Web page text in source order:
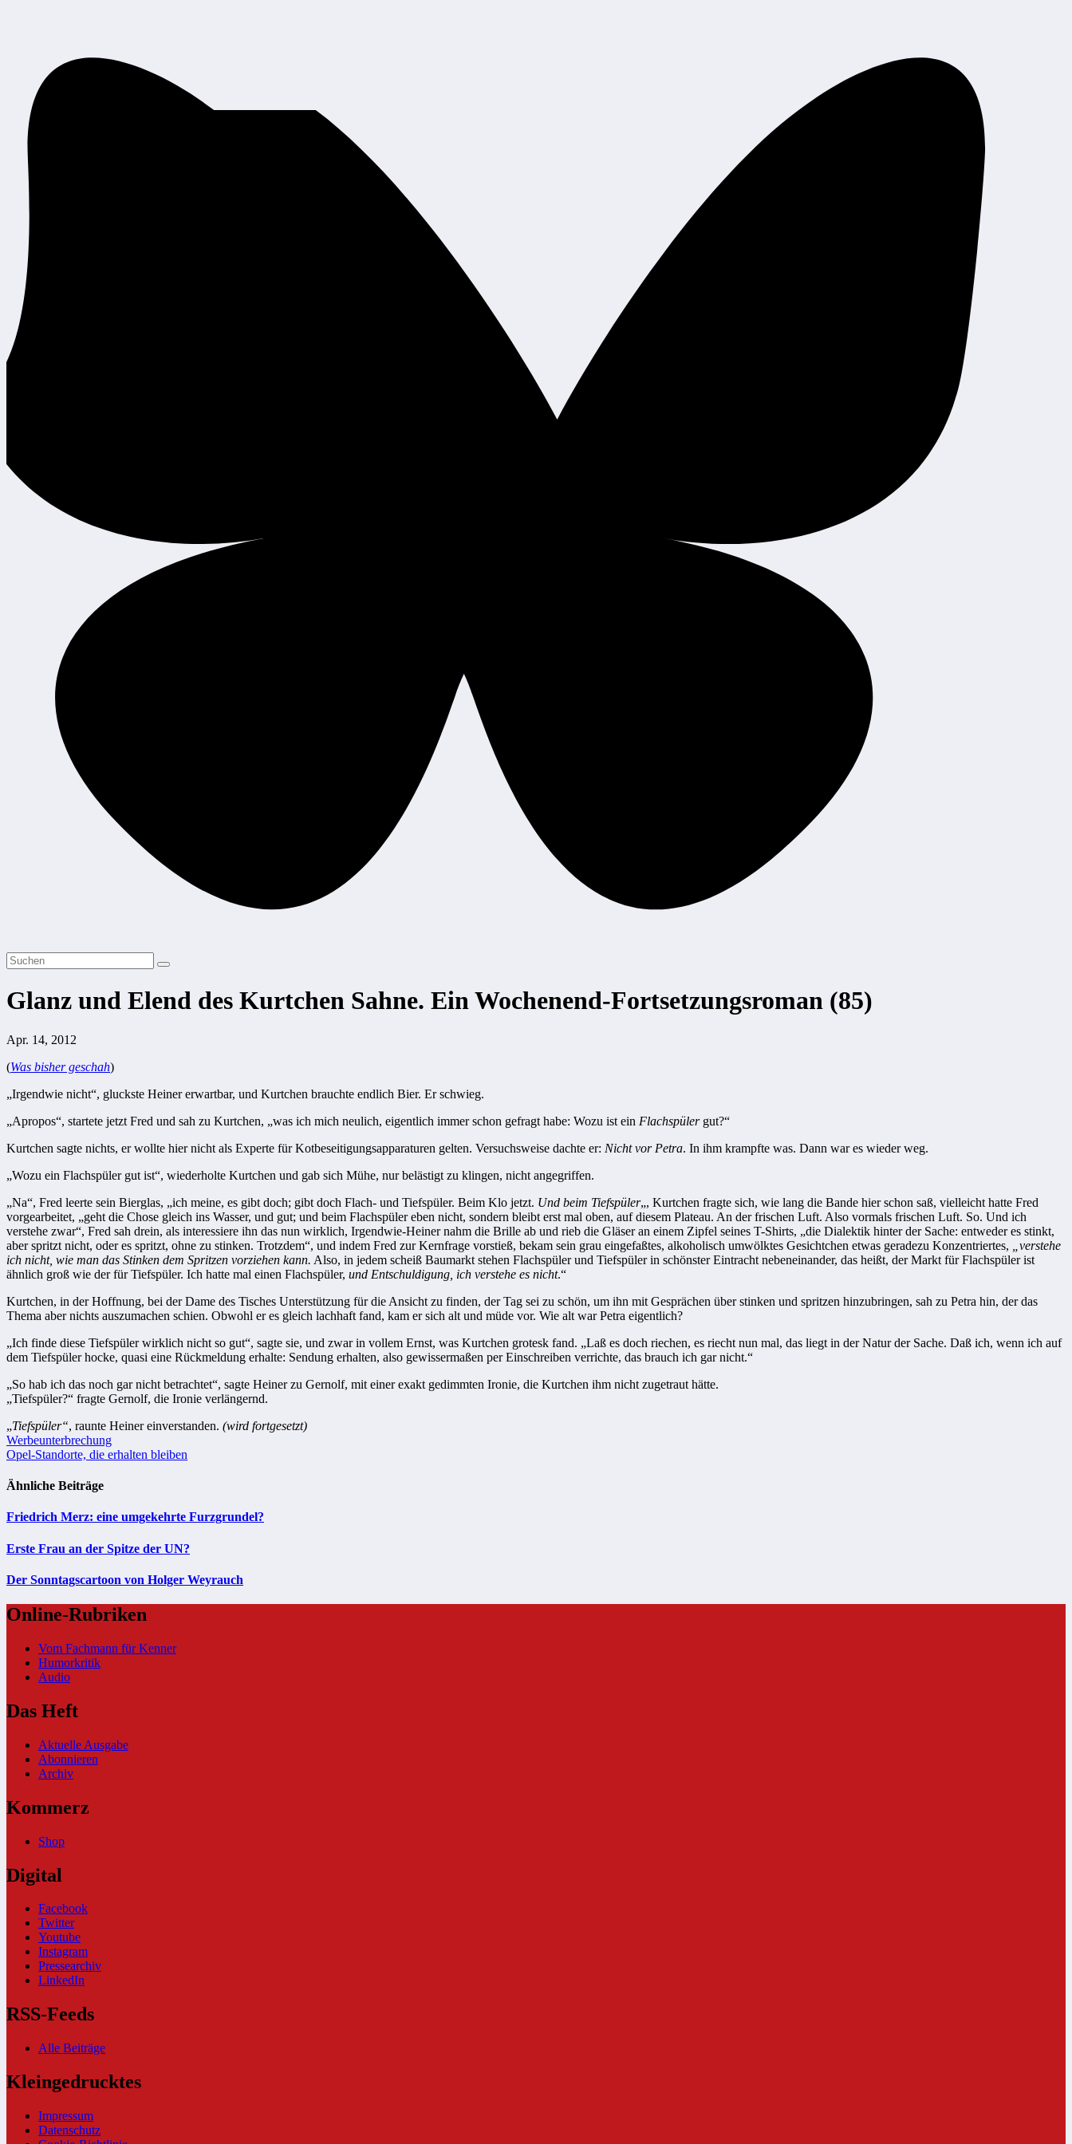
Glanz und Elend des Kurtchen Sahne. Ein Wochenend-Fortsetzungsroman (85)
Apr. 14, 2012
(Was bisher geschah)
„Irgendwie nicht“, gluckste Heiner erwartbar, und Kurtchen brauchte end­lich Bier. Er schwieg.
„Apropos“, startete jetzt Fred und sah zu Kurtchen, „was ich mich neulich, eigentlich immer schon gefragt habe: Wozu ist ein Flachspülergut?“
Kurtchen sagte nichts, er wollte hier nicht als Experte für Kotbeseitigungs­apparaturen gelten. Versuchsweise dachte er: Nicht vor Petra. In ihm krampfte was. Dann war es wieder weg.
„Wozu ein Flachspüler gut ist“, wiederholte Kurtchen und gab sich Mühe, nur belästigt zu klingen, nicht angegriffen.
„Na“, Fred leerte sein Bierglas, „ich meine, es gibt doch; gibt doch Flach- und Tiefspüler. Beim Klo jetzt. Und beim Tiefspüler„, Kurtchen fragte sich, wie lang die Bande hier schon saß, vielleicht hatte Fred
vorgearbeitet, „geht die Chose gleich ins Wasser, und gut; und beim Flachspüler eben nicht, son­dern bleibt erst mal oben, auf diesem Plateau. An der frischen Luft. Also vormals frischen Luft. So. Und ich
verstehe zwar“, Fred sah drein, als inter­essiere ihn das nun wirklich, Irgendwie-Heiner nahm die Brille ab und rieb die Gläser an einem Zipfel seines T-Shirts, „die Dialektik hinter der Sache: entweder es stinkt,
aber spritzt nicht, oder es spritzt, ohne zu stinken. Trotz­dem“, und indem Fred zur Kernfrage vorstieß, bekam sein grau eingefaßtes, alkoholisch umwölktes Gesichtchen etwas geradezu Konzentriertes,
ver­stehe
ich nicht, wie man das Stinken dem Spritzen vorziehen kann. Also, in jedem scheiß Baumarkt stehen Flachspüler und Tiefspüler in schönster Ein­tracht nebeneinander, das heißt, der Markt für Flachspüler ist
ähnlich groß wie der für Tiefspüler. Ich hatte mal einen Flachspüler, und Entschuldigung, ich verstehe es nicht.“
Kurtchen, in der Hoffnung, bei der Dame des Tisches Unterstützung für die Ansicht zu finden, der Tag sei zu schön, um ihn mit Gesprächen über stinken und spritzen hinzubringen, sah zu Petra hin, der das
Thema aber nichts aus­zumachen schien. Obwohl er es gleich lachhaft fand, kam er sich alt und müde vor. Wie alt war Petra eigentlich?
„Ich finde diese Tiefspüler wirklich nicht so gut“, sagte sie, und zwar in vol­lem Ernst, was Kurtchen grotesk fand. „Laß es doch riechen, es riecht nun mal, das liegt in der Natur der Sache. Daß ich, wenn ich auf
dem Tiefspüler hocke, quasi eine Rückmeldung erhalte: Sendung erhalten, also gewisserma­ßen per Einschreiben verrichte, das brauch ich gar nicht.“
„So hab ich das noch gar nicht betrachtet“, sagte Heiner zu Gernolf, mit ei­ner exakt gedimmten Ironie, die Kurtchen ihm nicht zugetraut hätte.
„Tiefspüler?“ fragte Gernolf, die Ironie verlängernd.
„Tiefspüler“, raunte Heiner einverstanden. (wird fortge­setzt)
Beitragsnavigation
Werbeunterbrechung
Opel-Standorte, die erhalten bleiben
Ähnliche Beiträge
Friedrich Merz: eine umgekehrte Furzgrundel?
Erste Frau an der Spitze der UN?
Der Sonntagscartoon von Holger Weyrauch
Online-Rubriken
Vom Fachmann für Kenner
Humorkritik
Audio
Das Heft
Aktuelle Ausgabe
Abonnieren
Archiv
Kommerz
Shop
Digital
Facebook
Twitter
Youtube
Instagram
Pressearchiv
LinkedIn
RSS-Feeds
Alle Beiträge
Kleingedrucktes
Impressum
Datenschutz